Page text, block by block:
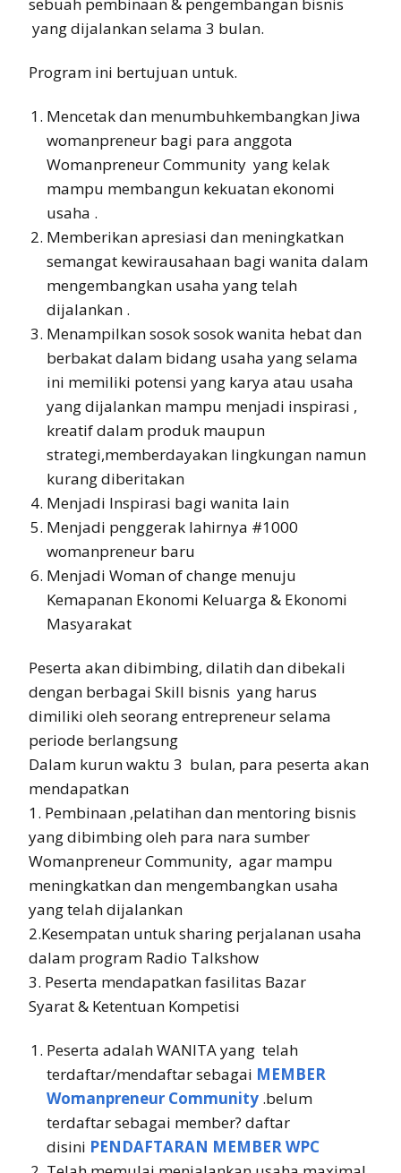
yang dijalankan selama 3 bulan.
Program ini bertujuan untuk.
Mencetak dan menumbuhkembangkan Jiwa
womanpreneur bagi para anggota
Womanpreneur Community yang kelak
mampu membangun kekuatan ekonomi
usaha .
Memberikan apresiasi dan meningkatkan
semangat kewirausahaan bagi wanita dalam
mengembangkan usaha yang telah
dijalankan .
Menampilkan sosok sosok wanita hebat dan
berbakat dalam bidang usaha yang selama
ini memiliki potensi yang karya atau usaha
yang dijalankan mampu menjadi inspirasi ,
kreatif dalam produk maupun
strategi,memberdayakan lingkungan namun
kurang diberitakan
Menjadi Inspirasi bagi wanita lain
Menjadi penggerak lahirnya #1000
womanpreneur baru
Menjadi Woman of change menuju
Kemapanan Ekonomi Keluarga & Ekonomi
Masyarakat
Peserta akan dibimbing, dilatih dan dibekali
dengan berbagai Skill bisnis yang harus
dimiliki oleh seorang entrepreneur selama
periode berlangsung
Dalam kurun waktu 3 bulan, para peserta akan
mendapatkan
1. Pembinaan ,pelatihan dan mentoring bisnis
yang dibimbing oleh para nara sumber
Womanpreneur Community, agar mampu
meningkatkan dan mengembangkan usaha
yang telah dijalankan
2.Kesempatan untuk sharing perjalanan usaha
dalam program Radio Talkshow
3. Peserta mendapatkan fasilitas Bazar
Syarat & Ketentuan Kompetisi
Peserta adalah WANITA yang telah
terdaftar/mendaftar sebagai MEMBER
Womanpreneur Community .belum
terdaftar sebagai member? daftar
disini PENDAFTARAN MEMBER WPC